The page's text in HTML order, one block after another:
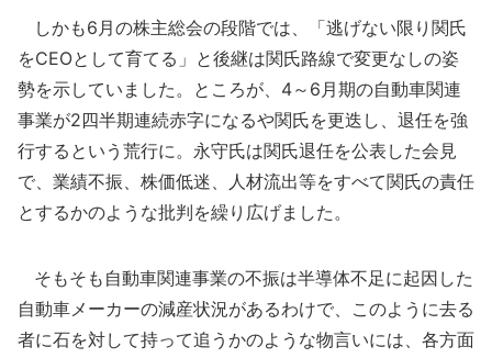
しかも6月の株主総会の段階では、「逃げない限り関氏
をCEOとして育てる」と後継は関氏路線で変更なしの姿
勢を示していました。ところが、4～6月期の自動車関連
事業が2四半期連続赤字になるや関氏を更迭し、退任を強
行するという荒行に。永守氏は関氏退任を公表した会見
で、業績不振、株価低迷、人材流出等をすべて関氏の責任
とするかのような批判を繰り広げました。
そもそも自動車関連事業の不振は半導体不足に起因した
自動車メーカーの減産状況があるわけで、このように去る
者に石を対して持って追うかのような物言いには、各方面